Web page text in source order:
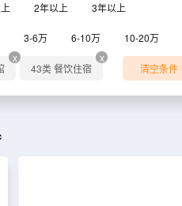
2年以上 3年以上
3-6万 6-10万 10-20万
x
43类 餐饮住宿
x
清空条件